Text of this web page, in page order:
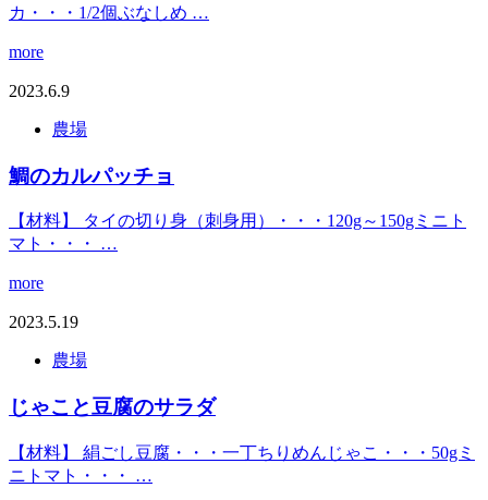
カ・・・1/2個ぶなしめ …
more
2023.6.9
農場
鯛のカルパッチョ
【材料】 タイの切り身（刺身用）・・・120g～150gミニト
マト・・・ …
more
2023.5.19
農場
じゃこと豆腐のサラダ
【材料】 絹ごし豆腐・・・一丁ちりめんじゃこ・・・50gミ
ニトマト・・・ …